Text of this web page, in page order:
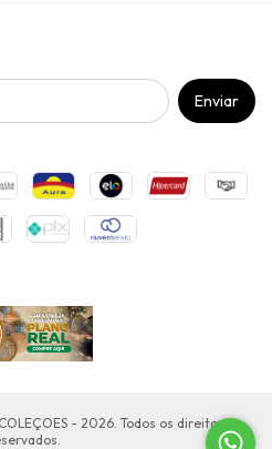
- 2026. Todos os direitos